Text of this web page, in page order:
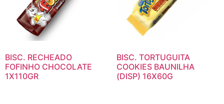
BISC. RECHEADO
FOFINHO CHOCOLATE
1X110GR
BISC. TORTUGUITA
COOKIES BAUNILHA
(DISP) 16X60G